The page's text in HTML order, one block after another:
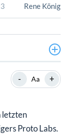
Rene König
- Aa +
letzten
Proto Labs.